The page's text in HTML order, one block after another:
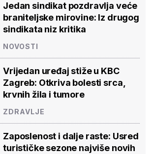
Jedan sindikat pozdravlja veće
braniteljske mirovine: Iz drugog
sindikata niz kritika
NOVOSTI
Vrijedan uređaj stiže u KBC
Zagreb: Otkriva bolesti srca,
krvnih žila i tumore
ZDRAVLJE
Zaposlenost i dalje raste: Usred
turističke sezone najviše novih